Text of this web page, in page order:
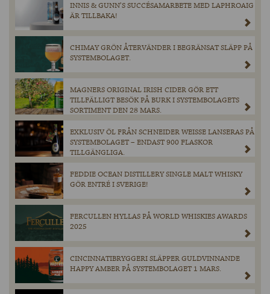
INNIS & GUNN’S SUCCÉSAMARBETE MED LAPHROAIG
ÄR TILLBAKA!
CHIMAY GRÖN ÅTERVÄNDER I BEGRÄNSAT SLÄPP PÅ
SYSTEMBOLAGET.
MAGNERS ORIGINAL IRISH CIDER GÖR ETT
TILLFÄLLIGT BESÖK PÅ BURK I SYSTEMBOLAGETS
SORTIMENT DEN 28 MARS.
EXKLUSIV ÖL FRÅN SCHNEIDER WEISSE LANSERAS PÅ
SYSTEMBOLAGET – ENDAST 900 FLASKOR
TILLGÄNGLIGA.
FEDDIE OCEAN DISTILLERY SINGLE MALT WHISKY
GÖR ENTRÉ I SVERIGE!
FERCULLEN HYLLAS PÅ WORLD WHISKIES AWARDS
2025
CINCINNATIBRYGGERI SLÄPPER GULDVINNANDE
HAPPY AMBER PÅ SYSTEMBOLAGET 1 MARS.